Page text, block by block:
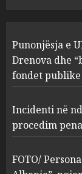
2
Punonjësja e
Drenova dhe
fondet
Incidenti në
procedim
FOTO/